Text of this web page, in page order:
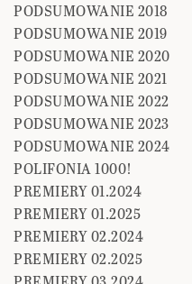
PODSUMOWANIE 2018
PODSUMOWANIE 2019
PODSUMOWANIE 2020
PODSUMOWANIE 2021
PODSUMOWANIE 2022
PODSUMOWANIE 2023
PODSUMOWANIE 2024
POLIFONIA 1000!
PREMIERY 01.2024
PREMIERY 01.2025
PREMIERY 02.2024
PREMIERY 02.2025